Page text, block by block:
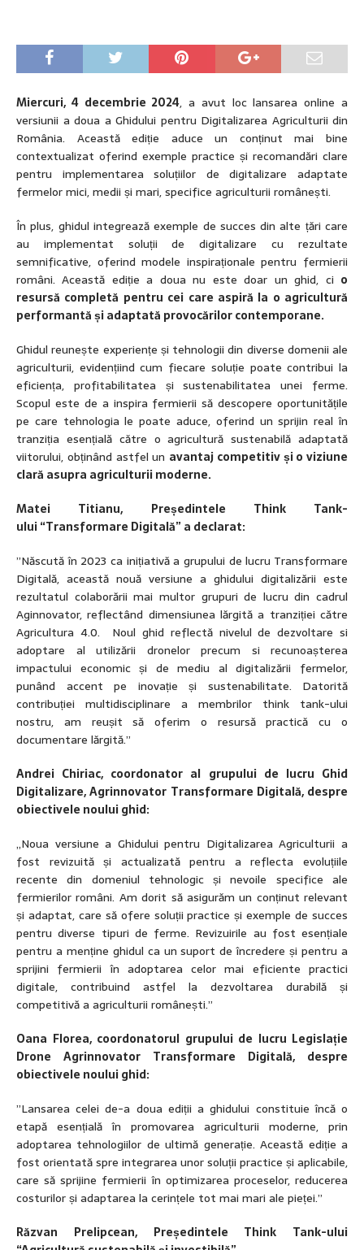
Miercuri, 4 decembrie 2024, a avut loc lansarea online a
versiunii a doua a Ghidului pentru Digitalizarea Agriculturii din
România. Această ediție aduce un conținut mai bine
contextualizat oferind exemple practice și recomandări clare
pentru implementarea soluțiilor de digitalizare adaptate
fermelor mici, medii și mari, specifice agriculturii românești.
În plus, ghidul integrează exemple de succes din alte țări care
au implementat soluții de digitalizare cu rezultate
semnificative, oferind modele inspiraționale pentru fermierii
români. Această ediție a doua nu este doar un ghid, ci o
resursă completă pentru cei care aspiră la o agricultură
performantă și adaptată provocărilor contemporane.
Ghidul reunește experiențe și tehnologii din diverse domenii ale
agriculturii, evidențiind cum fiecare soluție poate contribui la
eficiența, profitabilitatea și sustenabilitatea unei ferme.
Scopul este de a inspira fermierii să descopere oportunitățile
pe care tehnologia le poate aduce, oferind un sprijin real în
tranziția esențială către o agricultură sustenabilă adaptată
viitorului, obținând astfel un avantaj competitiv și o viziune
clară asupra agriculturii moderne.
Matei Titianu, Președintele Think Tank-
ului“Transformare Digitală” a declarat:
”Născută în 2023 ca inițiativă a grupului de lucru Transformare
Digitală, această nouă versiune a ghidului digitalizării este
rezultatul colaborării mai multor grupuri de lucru din cadrul
Aginnovator, reflectând dimensiunea lărgită a tranziției către
Agricultura 4.0. Noul ghid reflectă nivelul de dezvoltare si
adoptare al utilizării dronelor precum si recunoașterea
impactului economic și de mediu al digitalizării fermelor,
punând accent pe inovație și sustenabilitate. Datorită
contribuției multidisciplinare a membrilor think tank-ului
nostru, am reușit să oferim o resursă practică cu o
documentare lărgită.”
Andrei Chiriac, coordonator al grupului de lucru Ghid
Digitalizare, Agrinnovator Transformare Digitală, despre
obiectivele noului ghid:
„Noua versiune a Ghidului pentru Digitalizarea Agriculturii a
fost revizuită și actualizată pentru a reflecta evoluțiile
recente din domeniul tehnologic și nevoile specifice ale
fermierilor români. Am dorit să asigurăm un conținut relevant
și adaptat, care să ofere soluții practice și exemple de succes
pentru diverse tipuri de ferme. Revizuirile au fost esențiale
pentru a menține ghidul ca un suport de încredere și pentru a
sprijini fermierii în adoptarea celor mai eficiente practici
digitale, contribuind astfel la dezvoltarea durabilă și
competitivă a agriculturii românești.”
Oana Florea, coordonatorul grupului de lucru Legislație
Drone Agrinnovator Transformare Digitală, despre
obiectivele noului ghid:
”Lansarea celei de-a doua ediții a ghidului constituie încă o
etapă esențială în promovarea agriculturii moderne, prin
adoptarea tehnologiilor de ultimă generație. Această ediție a
fost orientată spre integrarea unor soluții practice și aplicabile,
care să sprijine fermierii în optimizarea proceselor, reducerea
costurilor și adaptarea la cerințele tot mai mari ale pieței.”
Răzvan Prelipcean, Președintele Think Tank-ului